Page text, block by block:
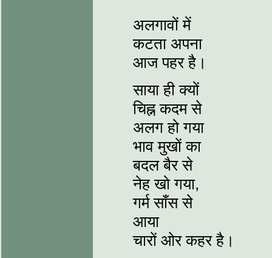
अलगावों में
कटता अपना
आज पहर है।
साया ही क्यों
चिह्न कदम से
अलग हो गया
भाव मुखों का
बदल बैर से
नेह खो गया,
गर्म साँस से
आया
चारों ओर कहर है।